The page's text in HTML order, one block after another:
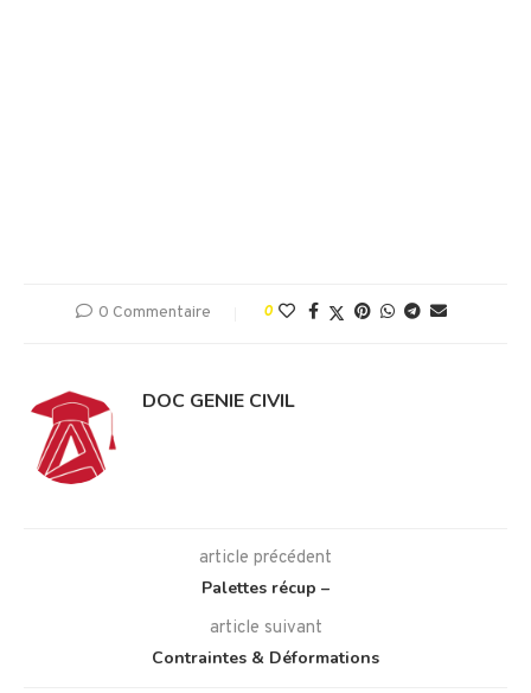
0 Commentaire 0
DOC GENIE CIVIL
article précédent
Palettes récup –
article suivant
Contraintes & Déformations